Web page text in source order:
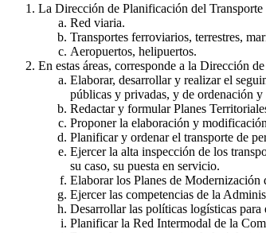
La Dirección de Planificación del Transporte
Red viaria.
Transportes ferroviarios, terrestres,
Aeropuertos, helipuertos.
En estas áreas, corresponde a la Dirección
Elaborar, desarrollar y realizar el
públicas y privadas, y de ordenación
Redactar y formular Planes
Proponer la elaboración y
Planificar y ordenar el transporte de
Ejercer la alta inspección de los
su caso, su puesta en servicio.
Elaborar los Planes de Modernización
Ejercer las competencias de la
Desarrollar las políticas logísticas
Planificar la Red Intermodal de la